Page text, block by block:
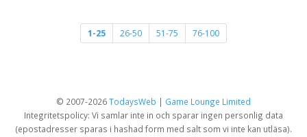
1-25 26-50 51-75 76-100
© 2007-2026TodaysWeb | Game Lounge Limited
Integritetspolicy: Vi samlar inte in och sparar ingen personlig data
(epostadresser sparas i hashad form med salt som vi inte kan utläsa).